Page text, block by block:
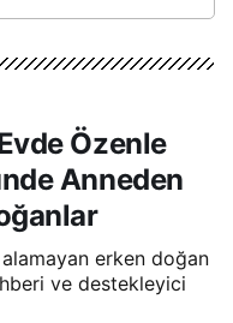
Özenle
Anneden
erken doğan
ve destekleyici